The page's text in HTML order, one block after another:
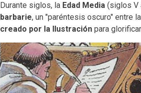
Durante siglos, la Edad Media (siglos V
barbarie, un "paréntesis oscuro" entre
creado por la Ilustración para